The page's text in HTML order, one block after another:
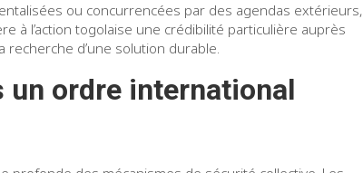
ou concurrencées par des agendas extérieurs,
à l’action togolaise une crédibilité particulière auprès
d’une solution durable.
un ordre international